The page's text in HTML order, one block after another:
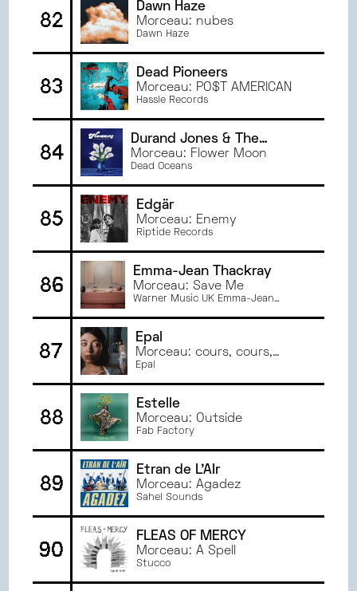
82
Dawn Haze
Morceau: nubes
Dawn Haze
83
Dead Pioneers
Morceau: PO$T AMERICAN
Hassle Records
84
Durand Jones & The
Indications
Morceau: Flower Moon
Dead Oceans
85
Edgär
Morceau: Enemy
Riptide Records
86
Emma-Jean Thackray
Morceau: Save Me
Warner Music UK Emma-Jean
87
Epal
Morceau: cours, cours,
cours
Epal
88
Estelle
Morceau: Outside
Fab Factory
89
Etran de L'AÏr
Morceau: Agadez
Sahel Sounds
90
FLEAS OF MERCY
Morceau: A Spell
Stucco